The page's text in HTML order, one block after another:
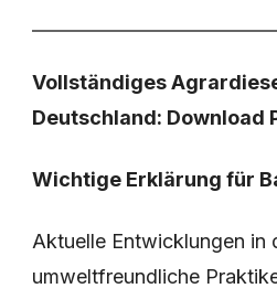
Vollständiges
Deutschland: Download
Wichtige Erklärung für
Aktuelle Entwicklungen in
umweltfreundliche